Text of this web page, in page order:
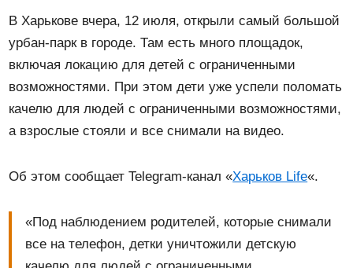
В Харькове вчера, 12 июля, открыли самый большой
урбан-парк в городе. Там есть много площадок,
включая локацию для детей с ограниченными
возможностями. При этом дети уже успели поломать
качелю для людей с ограниченными возможностями,
а взрослые стояли и все снимали на видео.
Об этом сообщает Telegram-канал «Харьков Life«.
«Под наблюдением родителей, которые снимали
все на телефон, детки уничтожили детскую